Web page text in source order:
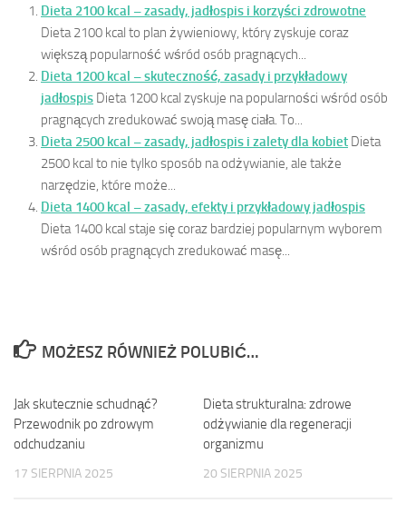
Dieta 2100 kcal – zasady, jadłospis i korzyści zdrowotne
Dieta 2100 kcal to plan żywieniowy, który zyskuje coraz
większą popularność wśród osób pragnących...
Dieta 1200 kcal – skuteczność, zasady i przykładowy
jadłospis Dieta 1200 kcal zyskuje na popularności wśród osób
pragnących zredukować swoją masę ciała. To...
Dieta 2500 kcal – zasady, jadłospis i zalety dla kobiet Dieta
2500 kcal to nie tylko sposób na odżywianie, ale także
narzędzie, które może...
Dieta 1400 kcal – zasady, efekty i przykładowy jadłospis
Dieta 1400 kcal staje się coraz bardziej popularnym wyborem
wśród osób pragnących zredukować masę...
MOŻESZ RÓWNIEŻ POLUBIĆ…
Jak skutecznie schudnąć?
Przewodnik po zdrowym
odchudzaniu
17 SIERPNIA 2025
Dieta strukturalna: zdrowe
odżywianie dla regeneracji
organizmu
20 SIERPNIA 2025